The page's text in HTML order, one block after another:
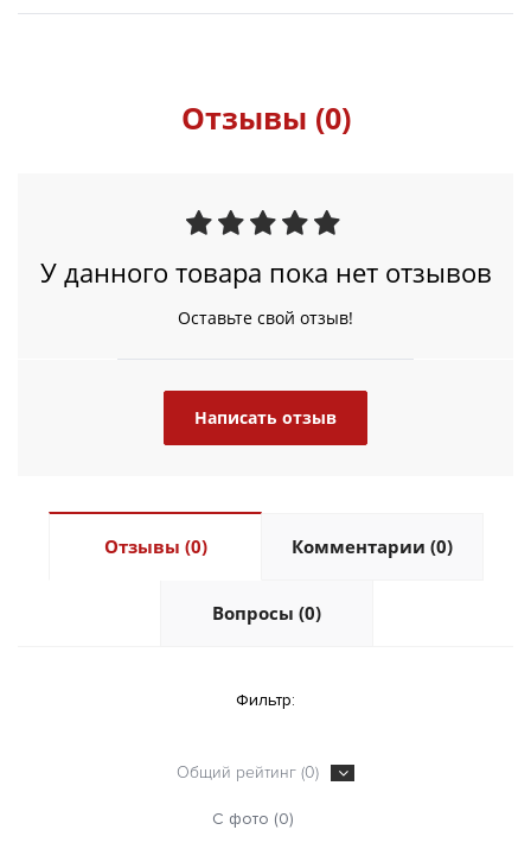
Отзывы (0)
У данного товара пока нет отзывов
Оставьте свой отзыв!
Написать отзыв
Отзывы (0) Комментарии (0)
Вопросы (0)
Фильтр:
Общий рейтинг (0)
С фото (0)